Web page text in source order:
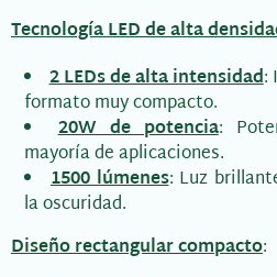
Tecnología LED de alta
2 LEDs de alta intensidad:
formato muy compacto.
20W de potencia:
mayoría de aplicaciones.
1500 lúmenes: Luz
la oscuridad.
Diseño rectangular compacto: